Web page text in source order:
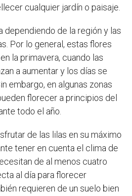
cualquier jardín o paisaje.
dependiendo de la región y las
Por lo general, estas flores
la primavera, cuando las
a aumentar y los días se
embargo, en algunas zonas
florecer a principios del
todo el año.
de las lilas en su máximo
tener en cuenta el clima de
de al menos cuatro
al día para florecer
requieren de un suelo bien